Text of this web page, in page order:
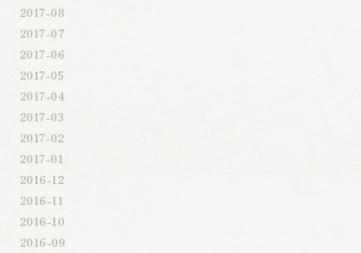
2017-08
2017-07
2017-06
2017-05
2017-04
2017-03
2017-02
2017-01
2016-12
2016-11
2016-10
2016-09